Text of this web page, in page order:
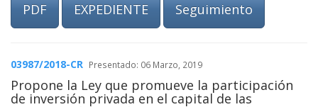
PDF EXPEDIENTE Seguimiento
03987/2018-CR Presentado: 06 Marzo, 2019
Propone la Ley que promueve la participación
de inversión privada en el capital de las